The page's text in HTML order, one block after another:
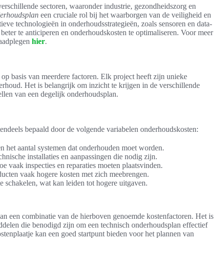
sectoren, waaronder industrie, gezondheidszorg en
een cruciale rol bij het waarborgen van de veiligheid en
technologieën in onderhoudsstrategieën, zoals sensoren en data-
te anticiperen en onderhoudskosten te optimaliseren. Voor meer
hier.
basis van meerdere factoren. Elk project heeft zijn unieke
Het is belangrijk om inzicht te krijgen in de verschillende
van een degelijk onderhoudsplan.
bepaald door de volgende variabelen onderhoudskosten:
het aantal systemen dat onderhouden moet worden.
installaties en aanpassingen die nodig zijn.
vaak inspecties en reparaties moeten plaatsvinden.
vaak hogere kosten met zich meebrengen.
schakelen, wat kan leiden tot hogere uitgaven.
een combinatie van de hierboven genoemde kostenfactoren. Het is
die benodigd zijn om een technisch onderhoudsplan effectief
kan een goed startpunt bieden voor het plannen van